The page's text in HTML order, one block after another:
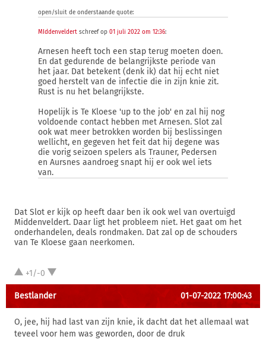
open/sluit de onderstaande quote:
MIddenveldert schreef op 01 juli 2022 om 12:36:
Arnesen heeft toch een stap terug moeten doen.
En dat gedurende de belangrijkste periode van
het jaar. Dat betekent (denk ik) dat hij echt niet
goed herstelt van de infectie die in zijn knie zit.
Rust is nu het belangrijkste.
Hopelijk is Te Kloese 'up to the job' en zal hij nog
voldoende contact hebben met Arnesen. Slot zal
ook wat meer betrokken worden bij beslissingen
wellicht, en gegeven het feit dat hij degene was
die vorig seizoen spelers als Trauner, Pedersen
en Aursnes aandroeg snapt hij er ook wel iets
van.
Dat Slot er kijk op heeft daar ben ik ook wel van overtuigd
Middenveldert. Daar ligt het probleem niet. Het gaat om het
onderhandelen, deals rondmaken. Dat zal op de schouders
van Te Kloese gaan neerkomen.
+1/-0
Bestlander 01-07-2022 17:00:43
O, jee, hij had last van zijn knie, ik dacht dat het allemaal wat
teveel voor hem was geworden, door de druk